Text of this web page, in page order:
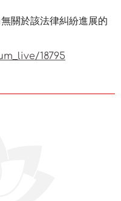
關於該法律糾紛進展的
18795